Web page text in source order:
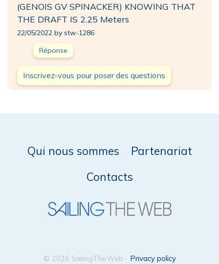
(GENOIS GV SPINACKER) KNOWING THAT
THE DRAFT IS 2.25 Meters
22/05/2022 by stw-1286
Réponse
Inscrivez-vous pour poser des questions
Qui nous sommes
Partenariat
Contacts
© 2026 SailingTheWeb - Privacy policy